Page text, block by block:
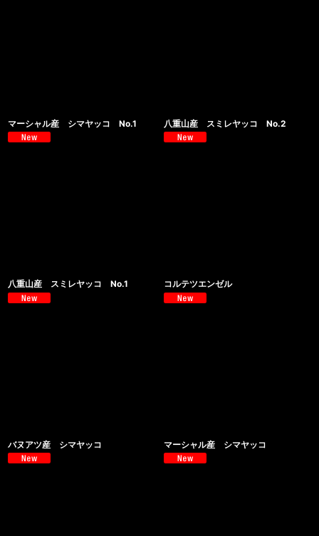
マーシャル産 シマヤッコ No.1 八重山産 スミレヤッコ No.2
八重山産 スミレヤッコ No.1 コルテツエンゼル
バヌアツ産 シマヤッコ マーシャル産 シマヤッコ